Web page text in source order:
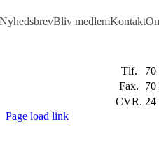
NyhedsbrevBliv medlemKontakt
Tlf.
70
Fax.
70
CVR. 24
Page load link